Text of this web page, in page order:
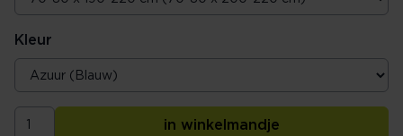
Kleur
in winkelmandje